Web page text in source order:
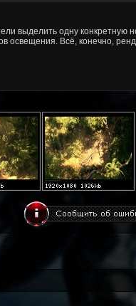
выделить одну конкретную
освещения. Всё, конечно,